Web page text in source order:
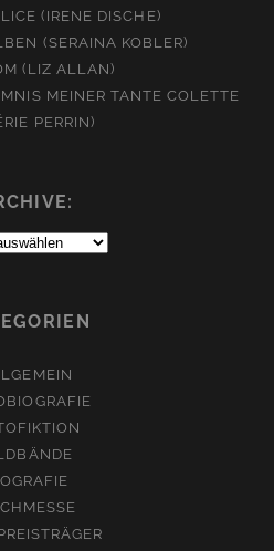
(IRENE DISCHE)
(SERAINA KOBLER)
(LIZ ALLAN)
MEINER TANTE COLETTE
PERRIN)